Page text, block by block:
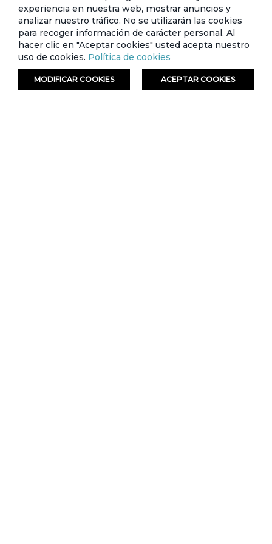
ORDENAR FILTRAR
experiencia en nuestra web, mostrar anuncios y
analizar nuestro tráfico. No se utilizarán las cookies
para recoger información de carácter personal. Al
hacer clic en "Aceptar cookies" usted acepta nuestro
uso de cookies. Política de cookies
MODIFICAR COOKIES ACEPTAR COOKIES